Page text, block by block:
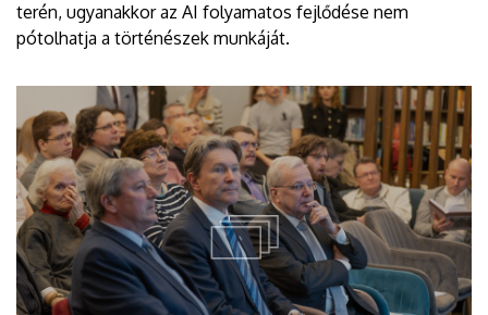
terén, ugyanakkor az AI folyamatos fejlődése nem
pótolhatja a történészek munkáját.